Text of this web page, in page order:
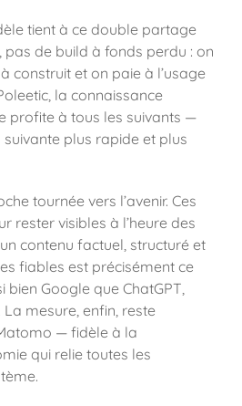
tient à ce double partage
pas de build à fonds perdu : on
construit et on paie à l’usage
la connaissance
profite à tous les suivants —
plus rapide et plus
tournée vers l’avenir. Ces
rester visibles à l’heure des
contenu factuel, structuré et
fiables est précisément ce
bien Google que ChatGPT,
mesure, enfin, reste
— fidèle à la
qui relie toutes les